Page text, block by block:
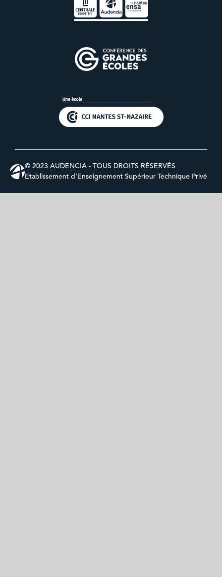
© 2023 AUDENCIA - TOUS DROITS RÉSERVÉS
Etablissement d’Enseignement Supérieur Technique Privé